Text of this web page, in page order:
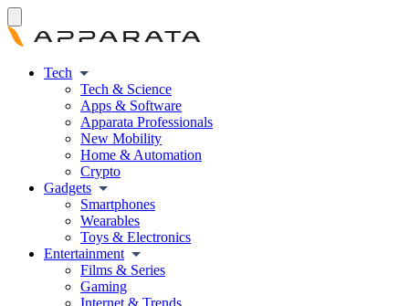
Tech
Tech & Science
Apps & Software
Apparata Professionals
New Mobility
Home & Automation
Crypto
Gadgets
Smartphones
Wearables
Toys & Electronics
Entertainment
Films & Series
Gaming
Internet & Trends